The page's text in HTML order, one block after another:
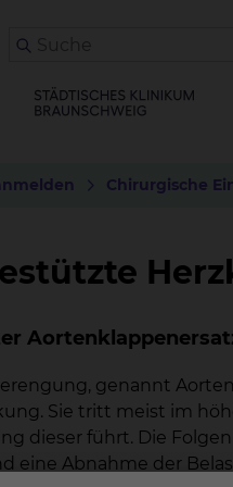
Chirurgische
genannt
Sie tritt meist im
dieser führt. Die
eine Abnahme der